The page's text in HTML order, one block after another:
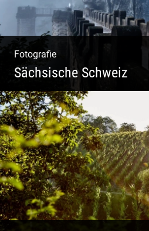
Fotografie
Sächsische Schweiz
Morgendliche Mystik im